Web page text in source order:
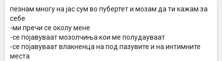
пезнам многу на јас сум во пубертет и мозам да ти кажам за
себе
-ми пречи се околу мене
-се појавуваат мозолчиња кои ме полудауваат
-се појавуваат влакненца на под пазувите и на интимните
места